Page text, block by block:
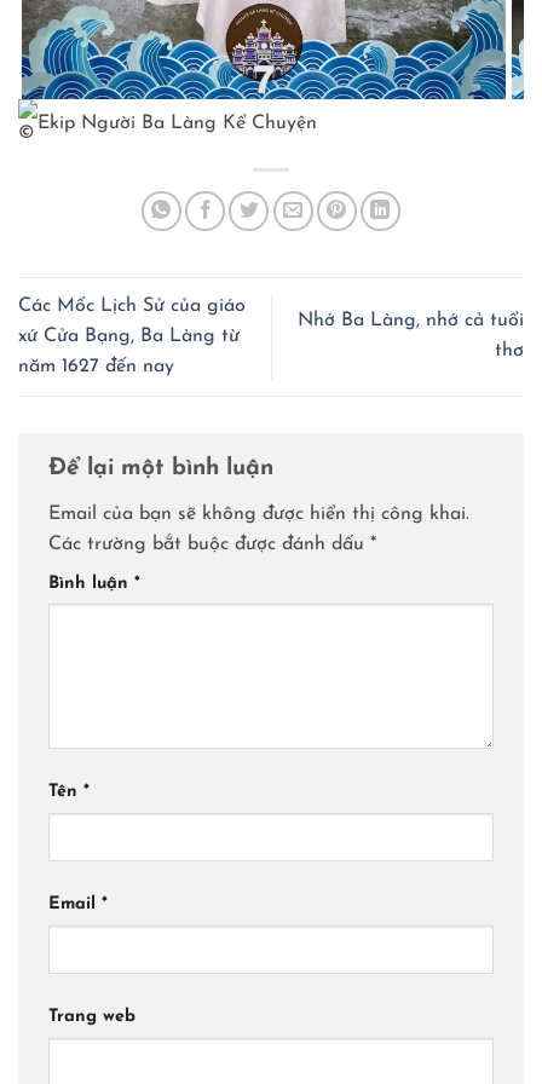
Ekip Người Ba Làng Kể Chuyện
Các Mốc Lịch Sử của giáo
xứ Cửa Bạng, Ba Làng từ
năm 1627 đến nay
Nhớ Ba Làng, nhớ cả tuổi
thơ
Để lại một bình luận
Email của bạn sẽ không được hiển thị công khai.
Các trường bắt buộc được đánh dấu *
Bình luận *
Tên *
Email *
Trang web